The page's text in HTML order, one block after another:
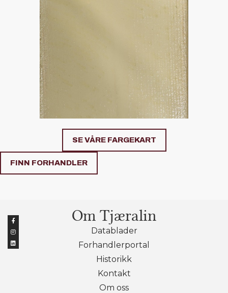
SE VÅRE FARGEKART
FINN FORHANDLER
Om Tjæralin
Datablader
Forhandlerportal
Historikk
Kontakt
Om oss